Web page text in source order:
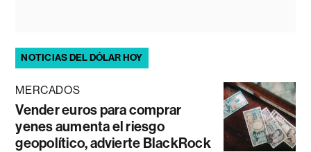
NOTICIAS DEL DÓLAR HOY
MERCADOS
Vender euros para comprar
yenes aumenta el riesgo
geopolítico, advierte BlackRock